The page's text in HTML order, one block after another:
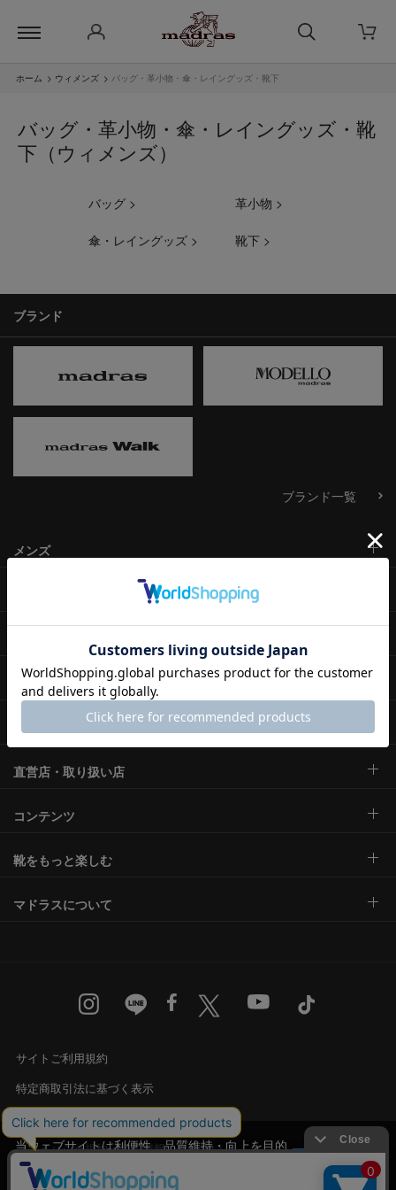
ホーム > ウィメンズ > バッグ・革小物・傘・レイングッズ・靴下
バッグ・革小物・傘・レイングッズ・靴
下（ウィメンズ）
バッグ > 革小物 >
傘・レイングッズ > 靴下 >
ブランド
ブランド一覧
メンズ
ご利用ガイド
メンバーズクラブ
直営店・取り扱い店
コンテンツ
靴をもっと楽しむ
マドラスについて
サイトご利用規約
特定商取引法に基づく表示
古物営業法に基づく表示
プライバシー規約・個人情報の取り扱い
カスタマーハラスメントに対する基本方針
当ウェブサイトは利便性、品質維持・向上を目的
にCookieを使用しております。詳細は
ー規約をご覧ください。
承諾する